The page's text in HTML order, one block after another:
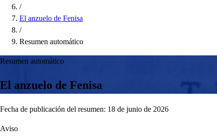
/
El anzuelo de Fenisa
/
Resumen automático
Resumen automático
El anzuelo de Fenisa
Fecha de publicación del resumen: 18 de junio de 2026
Aviso